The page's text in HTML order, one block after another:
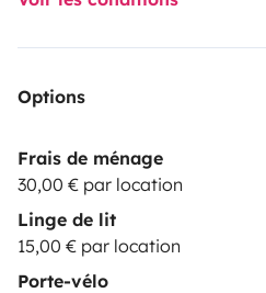
Options
Frais de ménage
30,00 € par location
Linge de lit
15,00 € par location
Porte-vélo